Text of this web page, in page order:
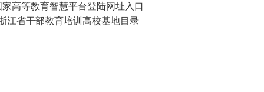
家高等教育智慧平台登陆网址入口
江省干部教育培训高校基地目录